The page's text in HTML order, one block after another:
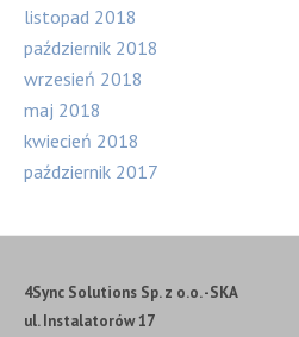
listopad 2018
październik 2018
wrzesień 2018
maj 2018
kwiecień 2018
październik 2017
4Sync Solutions Sp. z o.o. -SKA
ul. Instalatorów 17